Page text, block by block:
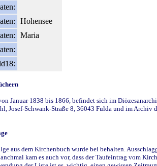
Hohensee
Maria
Januar 1838 bis 1866, befindet sich im
Josef-Schwank-Straße 8, 36043 Fulda und im
aus dem Kirchenbuch wurde bei behalten.
kam es auch vor, dass der Taufeintrag vom